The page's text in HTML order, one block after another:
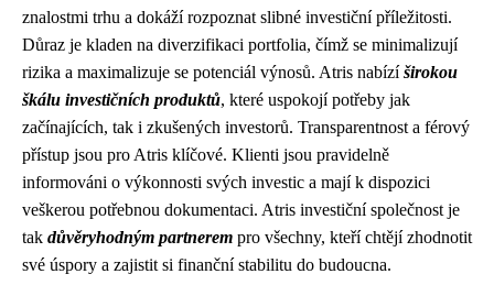
znalostmi trhu a dokáží rozpoznat slibné investiční příležitosti.
Důraz je kladen na diverzifikaci portfolia, čímž se minimalizují
rizika a maximalizuje se potenciál výnosů. Atris nabízíširokou
škálu investičních produktů, které uspokojí potřeby jak
začínajících, tak i zkušených investorů. Transparentnost a férový
přístup jsou pro Atris klíčové. Klienti jsou pravidelně
informováni o výkonnosti svých investic a mají k dispozici
veškerou potřebnou dokumentaci. Atris investiční společnost je
tak důvěryhodným partnerem pro všechny, kteří chtějí zhodnotit
své úspory a zajistit si finanční stabilitu do budoucna.